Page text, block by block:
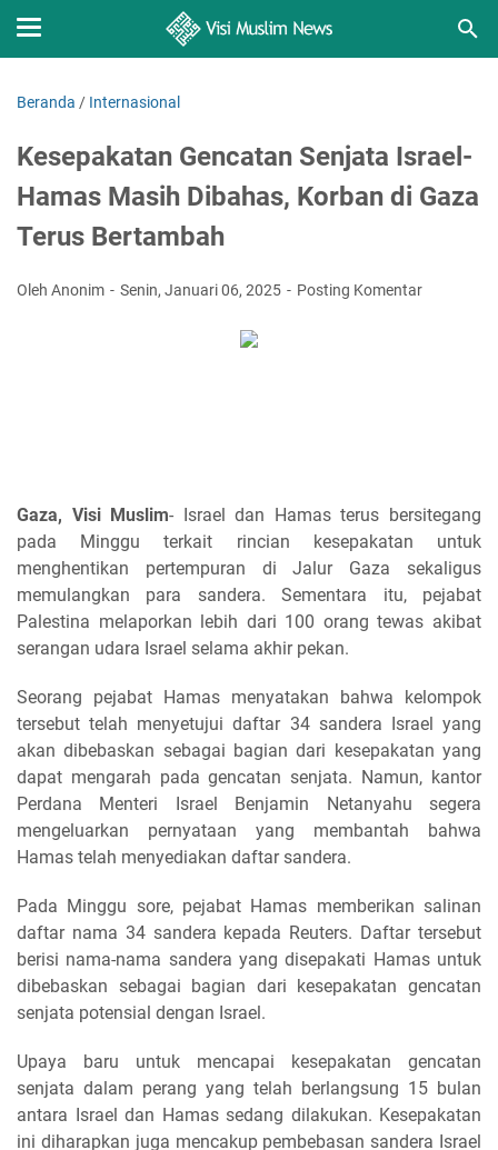
Beranda / Internasional
Kesepakatan Gencatan Senjata Israel-
Hamas Masih Dibahas, Korban di Gaza
Terus Bertambah
Oleh Anonim Senin, Januari 06, 2025 Posting Komentar
Gaza, Visi Muslim- Israel dan Hamas terus bersitegang
pada Minggu terkait rincian kesepakatan untuk
menghentikan pertempuran di Jalur Gaza sekaligus
memulangkan para sandera. Sementara itu, pejabat
Palestina melaporkan lebih dari 100 orang tewas akibat
serangan udara Israel selama akhir pekan.
Seorang pejabat Hamas menyatakan bahwa kelompok
tersebut telah menyetujui daftar 34 sandera Israel yang
akan dibebaskan sebagai bagian dari kesepakatan yang
dapat mengarah pada gencatan senjata. Namun, kantor
Perdana Menteri Israel Benjamin Netanyahu segera
mengeluarkan pernyataan yang membantah bahwa
Hamas telah menyediakan daftar sandera.
Pada Minggu sore, pejabat Hamas memberikan salinan
daftar nama 34 sandera kepada Reuters. Daftar tersebut
berisi nama-nama sandera yang disepakati Hamas untuk
dibebaskan sebagai bagian dari kesepakatan gencatan
senjata potensial dengan Israel.
Upaya baru untuk mencapai kesepakatan gencatan
senjata dalam perang yang telah berlangsung 15 bulan
antara Israel dan Hamas sedang dilakukan. Kesepakatan
ini diharapkan juga mencakup pembebasan sandera Israel